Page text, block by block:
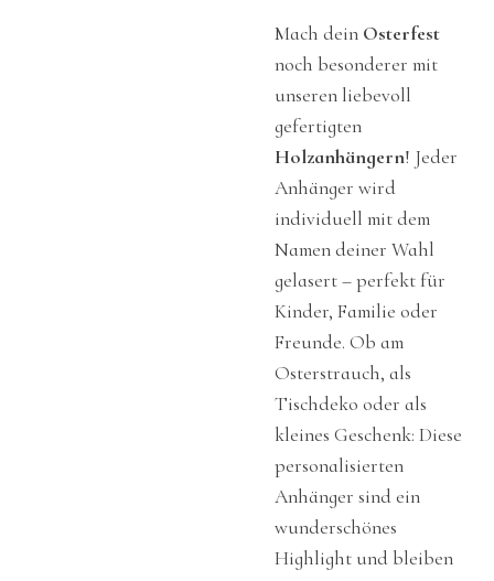
Mach dein Osterfest
noch besonderer mit
unseren liebevoll
gefertigten
Holzanhängern! Jeder
Anhänger wird
individuell mit dem
Namen deiner Wahl
gelasert – perfekt für
Kinder, Familie oder
Freunde. Ob am
Osterstrauch, als
Tischdeko oder als
kleines Geschenk: Diese
personalisierten
Anhänger sind ein
wunderschönes
Highlight und bleiben